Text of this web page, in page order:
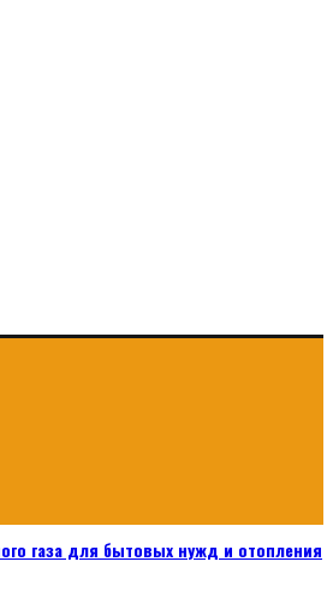
газа для бытовых нужд и отопления